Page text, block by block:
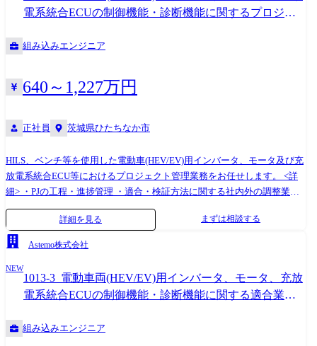
変更程度のソフトウェア開発をご担当、対応いただけることを期待して
技術打ち合わせや仕様調整などにも関わっていただきます。 【業務内容
についての補足】 ・雇入れ直後:「求人内容」において、会社の定めた業
電系統合ECUの制御機能・診断機能に関するプロジェ
組み込みエンジニア
640～1,227万円
正社員 茨城県ひたちなか市
HILS、ベンチ等を使用した電動車(HEV/EV)用インバータ、モータ及び充
放電系統合ECU等におけるプロジェクト管理業務をお任せします。 <詳
細> ・PJの工程・進捗管理 ・適合・検証方法に関する社内外の調整業務
●ミッション/期待する役割・責任 ・HEV/EV用インバータ、モーター及
び充放電系統合ECU等のシステム検証業務 ・HILS、モーターベンチでの
インバータ制御、モータ制御の動作検証業務や適合業務 ・充放電系ECU
車試験への参加 【業務内容についての補足】 ・雇入れ直後:「求人内
容」において、会社の定めた業務 ・変更後の範囲:会社の定める業務
詳細を見る まずは相談する
Astemo株式会社
NEW
1013-3_電動車両(HEV/EV)用インバータ、モータ、充放
電系統合ECUの制御機能・診断機能に関する適合業務
組み込みエンジニア